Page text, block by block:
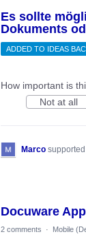
Es sollte
Dokuments
ADDED TO IDEAS
How important is
Not at all
Marco
Docuware
2 comments · Mobile